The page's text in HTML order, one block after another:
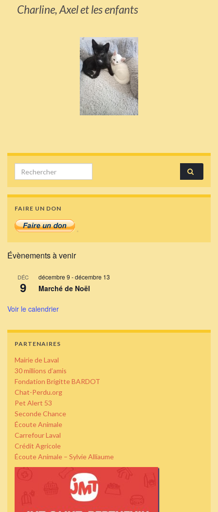
Charline, Axel et les enfants
Search for:
FAIRE UN DON
Évènements à venir
DÉC
9
décembre 9 -décembre 13
Marché de Noël
Voir le calendrier
PARTENAIRES
Mairie de Laval
30 millions d’amis
Fondation Brigitte BARDOT
Chat-Perdu.org
Pet Alert 53
Seconde Chance
Écoute Animale
Carrefour Laval
Crédit Agricole
Écoute Animale – Sylvie Alliaume